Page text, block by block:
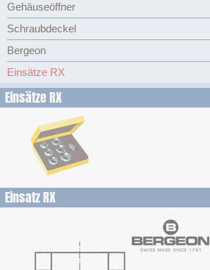
Gehäuseöffner
Schraubdeckel
Bergeon
Einsätze RX
Einsätze RX
Einsatz RX